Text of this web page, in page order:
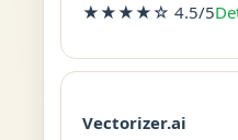
★★★★☆ 4.5/5
Vectorizer.ai